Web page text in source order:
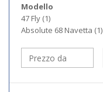
Modello
47 Fly (1)
Absolute 68 Navetta (1)